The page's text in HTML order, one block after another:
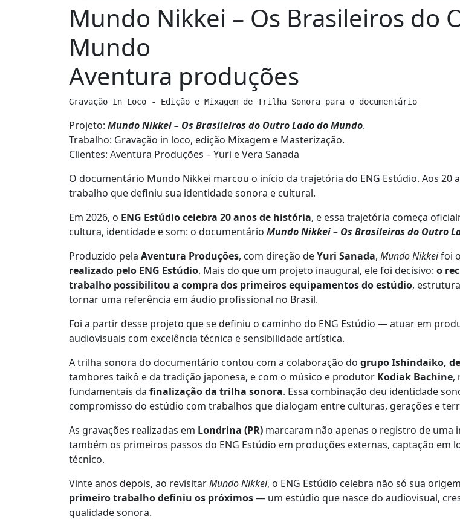
Mundo Nikkei – Os Brasileiros do
Mundo
Aventura produções
Gravação In Loco - Edição e Mixagem de Trilha Sonora para o documentário
Projeto: Mundo Nikkei – Os Brasileiros do Outro Lado do Mundo.
Trabalho: Gravação in loco, edição Mixagem e Masterização.
Clientes: Aventura Produções – Yuri e Vera Sanada
O documentário Mundo Nikkei marcou o início da trajetória do ENG Estúdio. Aos 20
trabalho que definiu sua identidade sonora e cultural.
Em 2026, o ENG Estúdio celebra 20 anos de história, e essa trajetória começa
cultura, identidade e som: o documentário Mundo Nikkei – Os Brasileiros do Outro
Produzido pela Aventura Produções, com direção deYuri Sanada, Mundo Nikkeifoi o
realizado pelo ENG Estúdio. Mais do que um projeto inaugural, ele foi decisivo: o
trabalho possibilitou a compra dos primeiros equipamentos do estúdio,
tornar uma referência em áudio profissional no Brasil.
Foi a partir desse projeto que se definiu o caminho do ENG Estúdio — atuar em
audiovisuais com excelência técnica e sensibilidade artística.
A trilha sonora do documentário contou com a colaboração do grupo Ishindaiko,
tambores taikô e da tradição japonesa, e com o músico e produtor Kodiak Bachine,
fundamentais da finalização da trilha sonora. Essa combinação deu identidade
compromisso do estúdio com trabalhos que dialogam entre culturas, gerações e
As gravações realizadas em Londrina (PR) marcaram não apenas o registro de
também os primeiros passos do ENG Estúdio em produções externas, captação em
técnico.
Vinte anos depois, ao revisitarMundo Nikkei, o ENG Estúdio celebra não só sua
primeiro trabalho definiu os próximos— um estúdio que nasce do audiovisual,
qualidade sonora.